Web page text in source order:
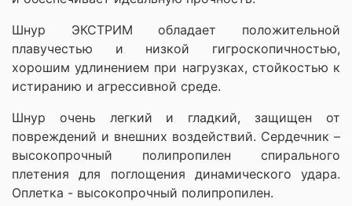
Шнур ЭКСТРИМ обладает положительной
плавучестью и низкой гигроскопичностью,
хорошим удлинением при нагрузках, стойкостью к
истиранию и агрессивной среде.
Шнур очень легкий и гладкий, защищен от
повреждений и внешних воздействий. Сердечник –
высокопрочный полипропилен спирального
плетения для поглощения динамического удара.
Оплетка - высокопрочный полипропилен.